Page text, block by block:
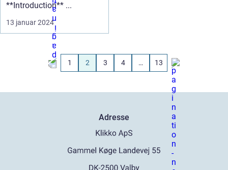
**Introduction** ...
13 januar 2024
1 2 3 4 … 13
Adresse